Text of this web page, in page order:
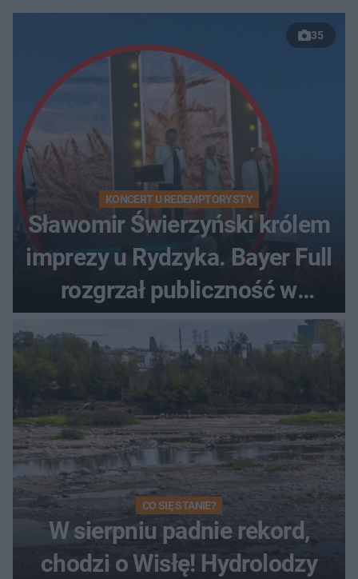
35
KONCERT U REDEMPTORYSTY
Sławomir Świerzyński królem
imprezy u Rydzyka. Bayer Full
rozgrzał publiczność w
Toruniu
CO SIĘ STANIE?
W sierpniu padnie rekord,
chodzi o Wisłę! Hydrolodzy